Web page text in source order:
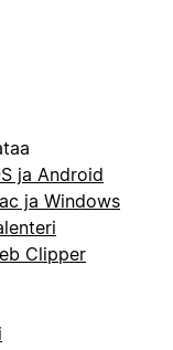
ja Android
ja Windows
Clipper